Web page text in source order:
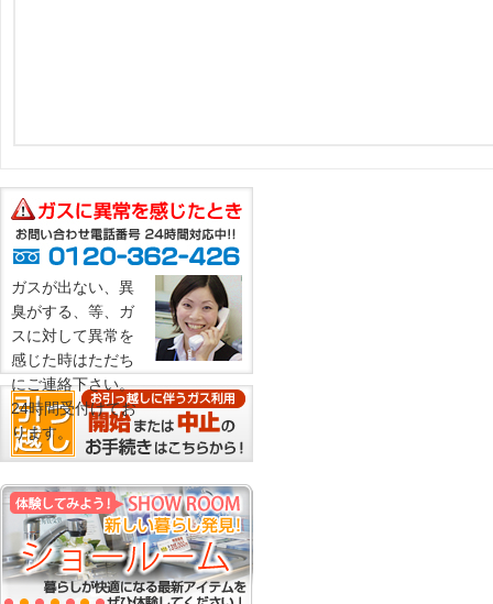
ガスが出ない、異
臭がする、等、ガ
スに対して異常を
感じた時はただち
にご連絡下さい。
24時間受付けてお
ります。